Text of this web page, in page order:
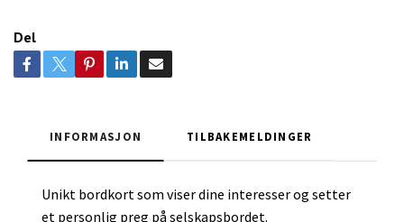
Del
INFORMASJON TILBAKEMELDINGER
Unikt bordkort som viser dine interesser og setter
et personlig preg på selskapsbordet.